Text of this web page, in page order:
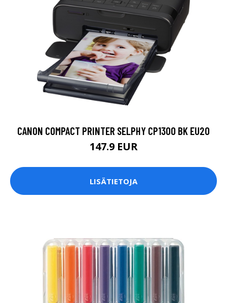
CANON COMPACT PRINTER SELPHY CP1300 BK EU20
147.9 EUR
LISÄTIETOJA